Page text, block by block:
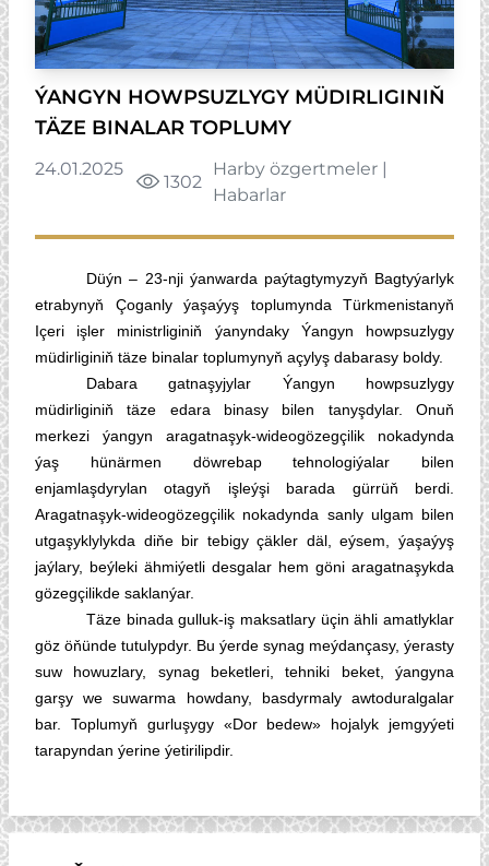
ÝANGYN HOWPSUZLYGY MÜDIRLIGINIŇ
TÄZE BINALAR TOPLUMY
24.01.2025
1302
Harby özgertmeler|
Habarlar
Düýn – 23-nji ýanwarda paýtagtymyzyň Bagtyýarlyk
etrabynyň Çoganly ýaşaýyş toplumynda Türkmenistanyň
Içeri işler ministrliginiň ýanyndaky Ýangyn howpsuzlygy
müdirliginiň täze binalar toplumynyň açylyş dabarasy boldy.
Dabara gatnaşyjylar Ýangyn howpsuzlygy
müdirliginiň täze edara binasy bilen tanyşdylar. Onuň
merkezi ýangyn aragatnaşyk-wideogözegçilik nokadynda
ýaş hünärmen döwrebap tehnologiýalar bilen
enjamlaşdyrylan otagyň işleýşi barada gürrüň berdi.
Aragatnaşyk-wideogözegçilik nokadynda sanly ulgam bilen
utgaşyklylykda diňe bir tebigy çäkler däl, eýsem, ýaşaýyş
jaýlary, beýleki ähmiýetli desgalar hem göni aragatnaşykda
gözegçilikde saklanýar.
Täze binada gulluk-iş maksatlary üçin ähli amatlyklar
göz öňünde tutulypdyr. Bu ýerde synag meýdançasy, ýerasty
suw howuzlary, synag beketleri, tehniki beket, ýangyna
garşy we suwarma howdany, basdyrmaly awtoduralgalar
bar. Toplumyň gurluşygy «Dor bedew» hojalyk jemgyýeti
tarapyndan ýerine ýetirilipdir.